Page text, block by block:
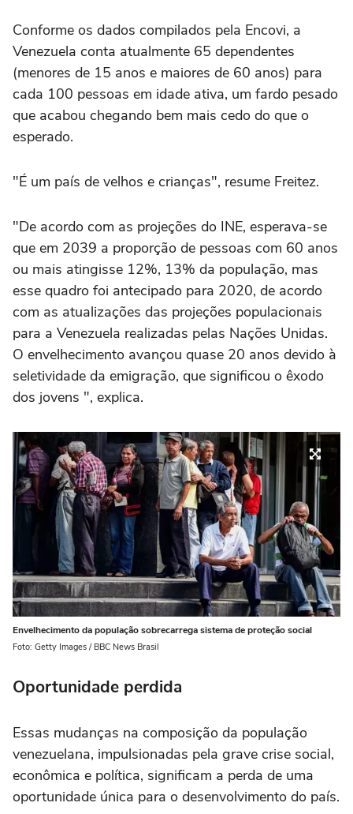
Conforme os dados compilados pela Encovi, a
Venezuela conta atualmente 65 dependentes
(menores de 15 anos e maiores de 60 anos) para
cada 100 pessoas em idade ativa, um fardo pesado
que acabou chegando bem mais cedo do que o
esperado.
"É um país de velhos e crianças", resume Freitez.
"De acordo com as projeções do INE, esperava-se
que em 2039 a proporção de pessoas com 60 anos
ou mais atingisse 12%, 13% da população, mas
esse quadro foi antecipado para 2020, de acordo
com as atualizações das projeções populacionais
para a Venezuela realizadas pelas Nações Unidas.
O envelhecimento avançou quase 20 anos devido à
seletividade da emigração, que significou o êxodo
dos jovens ", explica.
Envelhecimento da população sobrecarrega sistema de proteção social
Foto: Getty Images / BBC News Brasil
Oportunidade perdida
Essas mudanças na composição da população
venezuelana, impulsionadas pela grave crise social,
econômica e política, significam a perda de uma
oportunidade única para o desenvolvimento do país.